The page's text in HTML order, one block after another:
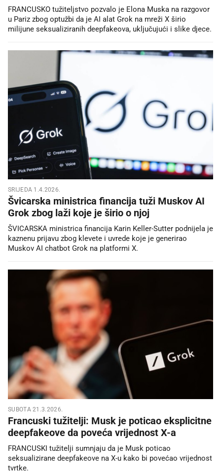
FRANCUSKO tužiteljstvo pozvalo je Elona Muska na razgovor
u Pariz zbog optužbi da je AI alat Grok na mreži X širio
milijune seksualiziranih deepfakeova, uključujući i slike djece.
SRIJEDA 1.4.2026.
Švicarska ministrica financija tuži Muskov AI
Grok zbog laži koje je širio o njoj
ŠVICARSKA ministrica financija Karin Keller-Sutter podnijela je
kaznenu prijavu zbog klevete i uvrede koje je generirao
Muskov AI chatbot Grok na platformi X.
SUBOTA 21.3.2026.
Francuski tužitelji: Musk je poticao eksplicitne
deepfakeove da poveća vrijednost X-a
FRANCUSKI tužitelji sumnjaju da je Musk poticao
seksualizirane deepfakeove na X-u kako bi povećao vrijednost
tvrtke.